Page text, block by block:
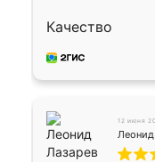
Качество
12 июня